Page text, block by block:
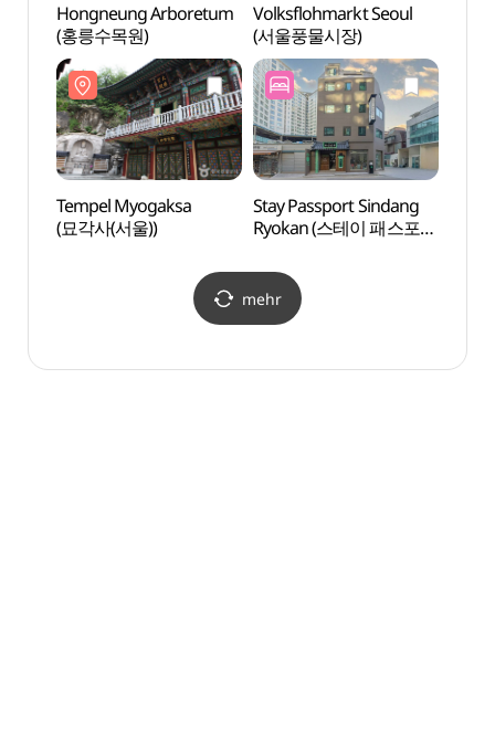
Hongneung Arboretum
(홍릉수목원)
Volksflohmarkt Seoul
(서울풍물시장)
Tempel Myogaksa
(묘각사(서울))
Stay Passport Sindang
Ryokan (스테이 패스포트
mehr